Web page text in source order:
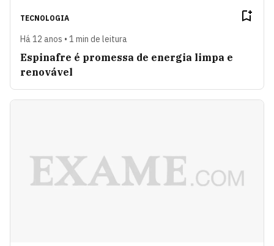
TECNOLOGIA
Há 12 anos • 1 min de leitura
Espinafre é promessa de energia limpa e
renovável